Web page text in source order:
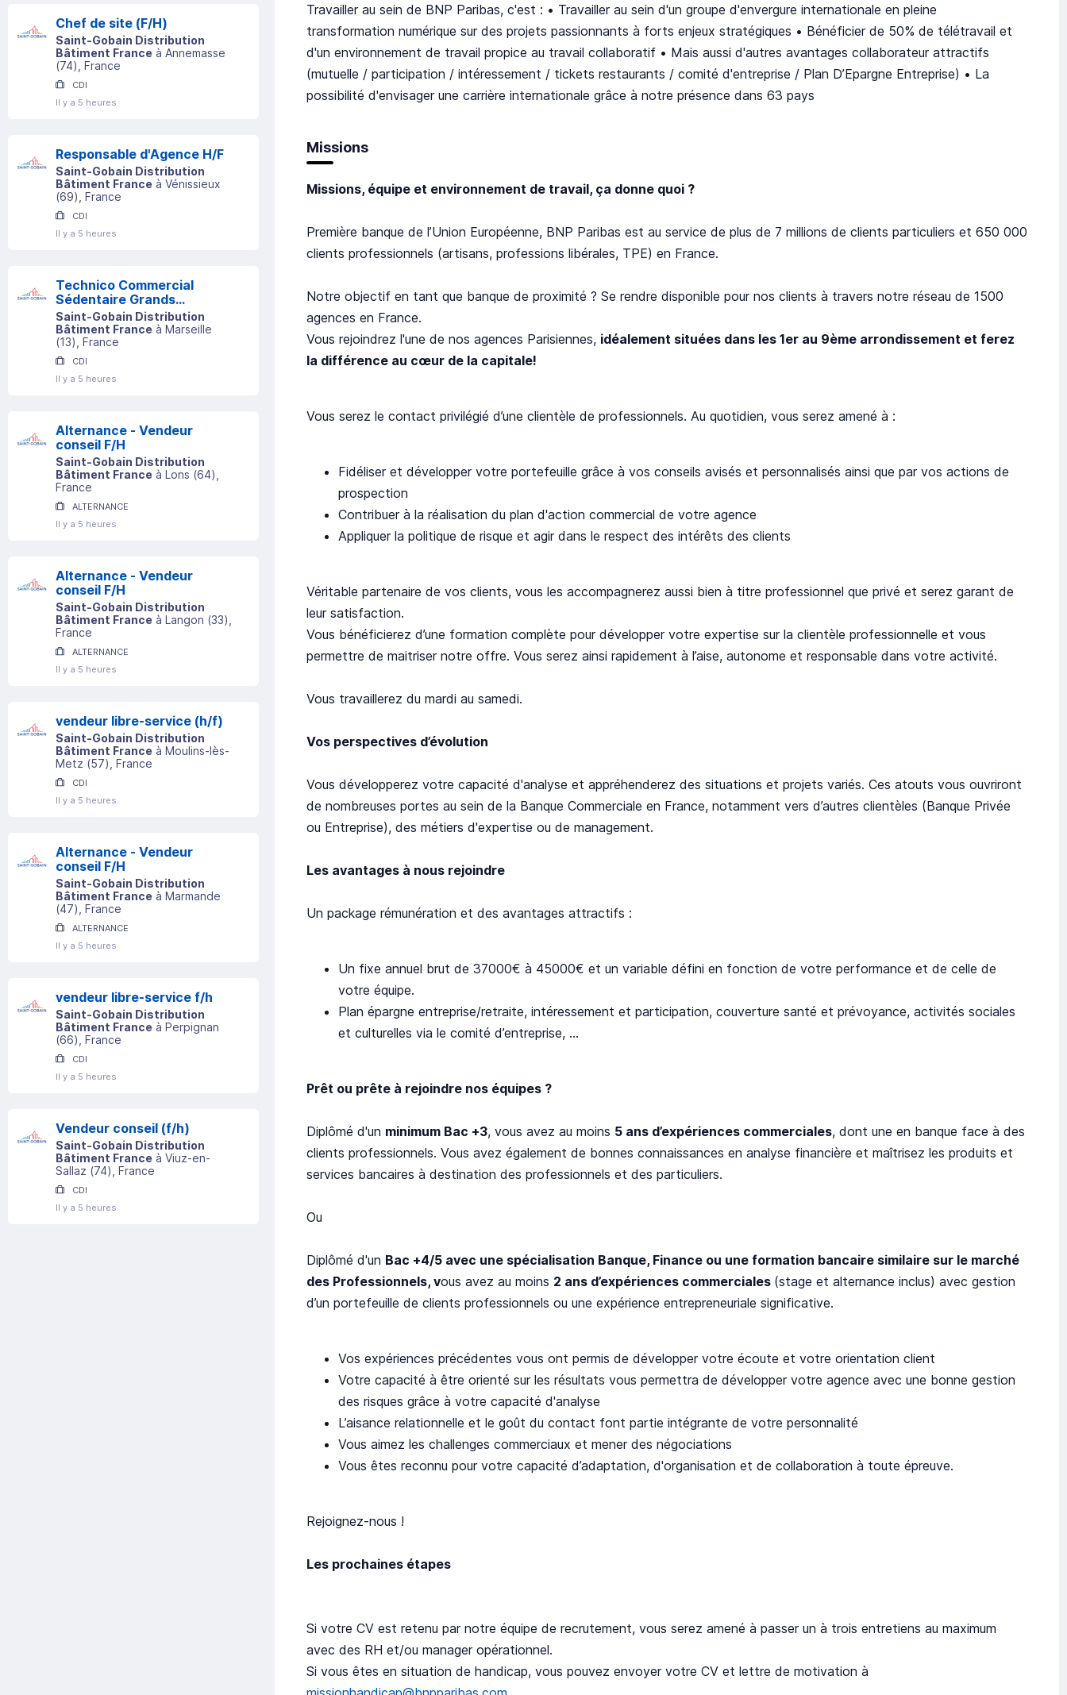
Chef de site (F/H)
Saint-Gobain Distribution
Bâtiment France à Annemasse
(74) , France
CDI
Il y a 5 heures
Responsable d'Agence H/F
Saint-Gobain Distribution
Bâtiment France à Vénissieux
(69) , France
CDI
Il y a 5 heures
Technico Commercial
Sédentaire Grands
Comptes (h/f)
Saint-Gobain Distribution
Bâtiment France à Marseille
(13) , France
CDI
Il y a 5 heures
Alternance - Vendeur
conseil F/H
Saint-Gobain Distribution
Bâtiment France à Lons (64)
France
ALTERNANCE
Il y a 5 heures
Alternance - Vendeur
conseil F/H
Saint-Gobain Distribution
Bâtiment France à Langon (33)
France
ALTERNANCE
Il y a 5 heures
vendeur libre-service (h/f)
Saint-Gobain Distribution
Bâtiment France à Moulins-lès-
Metz (57) , France
CDI
Il y a 5 heures
Alternance - Vendeur
conseil F/H
Saint-Gobain Distribution
Bâtiment France à Marmande
(47) , France
ALTERNANCE
Il y a 5 heures
vendeur libre-service f/h
Saint-Gobain Distribution
Bâtiment France à Perpignan
(66) , France
CDI
Il y a 5 heures
Vendeur conseil (f/h)
Saint-Gobain Distribution
Bâtiment France à Viuz-en-
Sallaz (74) , France
CDI
Il y a 5 heures
Travailler au sein de BNP Paribas, c'est : • Travailler au sein d'un groupe d'envergure internationale en pleine
transformation numérique sur des projets passionnants à forts enjeux stratégiques • Bénéficier de 50% de télétravail et
d'un environnement de travail propice au travail collaboratif • Mais aussi d'autres avantages collaborateur attractifs
(mutuelle / participation / intéressement / tickets restaurants / comité d'entreprise / Plan D’Epargne Entreprise) • La
possibilité d'envisager une carrière internationale grâce à notre présence dans 63 pays
Missions
Missions, équipe et environnement de travail, ça donne quoi ?
Première banque de l’Union Européenne, BNP Paribas est au service de plus de 7 millions de clients particuliers et 650 000
clients professionnels (artisans, professions libérales, TPE) en France.
Notre objectif en tant que banque de proximité ? Se rendre disponible pour nos clients à travers notre réseau de 1500
agences en France.
Vous rejoindrez l'une de nos agences Parisiennes, idéalement situées dans les 1er au 9ème arrondissement et ferez
la différence au cœur de la capitale!
Vous serez le contact privilégié d’une clientèle de professionnels. Au quotidien, vous serez amené à :
Fidéliser et développer votre portefeuille grâce à vos conseils avisés et personnalisés ainsi que par vos actions de
prospection
Contribuer à la réalisation du plan d'action commercial de votre agence
Appliquer la politique de risque et agir dans le respect des intérêts des clients
Véritable partenaire de vos clients, vous les accompagnerez aussi bien à titre professionnel que privé et serez garant de
leur satisfaction.
Vous bénéficierez d’une formation complète pour développer votre expertise sur la clientèle professionnelle et vous
permettre de maitriser notre offre. Vous serez ainsi rapidement à l’aise, autonome et responsable dans votre activité.
Vous travaillerez du mardi au samedi.
Vos perspectives d’évolution
Vous développerez votre capacité d'analyse et appréhenderez des situations et projets variés. Ces atouts vous ouvriront
de nombreuses portes au sein de la Banque Commerciale en France, notamment vers d’autres clientèles (Banque Privée
ou Entreprise), des métiers d'expertise ou de management.
Les avantages à nous rejoindre
Un package rémunération et des avantages attractifs :
Un fixe annuel brut de 37000€ à 45000€ et un variable défini en fonction de votre performance et de celle de
votre équipe.
Plan épargne entreprise/retraite, intéressement et participation, couverture santé et prévoyance, activités sociales
et culturelles via le comité d’entreprise, …
Prêt ou prête à rejoindre nos équipes ?
Diplômé d'un minimum Bac +3, vous avez au moins 5 ans d’expériences commerciales, dont une en banque face à des
clients professionnels. Vous avez également de bonnes connaissances en analyse financière et maîtrisez les produits et
services bancaires à destination des professionnels et des particuliers.
Ou
Diplômé d'un Bac +4/5 avec une spécialisation Banque, Finance ou une formation bancaire similaire sur le marché
des Professionnels, vous avez au moins 2 ans d’expériences commerciales (stage et alternance inclus) avec gestion
d’un portefeuille de clients professionnels ou une expérience entrepreneuriale significative.
Vos expériences précédentes vous ont permis de développer votre écoute et votre orientation client
Votre capacité à être orienté sur les résultats vous permettra de développer votre agence avec une bonne gestion
des risques grâce à votre capacité d'analyse
L’aisance relationnelle et le goût du contact font partie intégrante de votre personnalité
Vous aimez les challenges commerciaux et mener des négociations
Vous êtes reconnu pour votre capacité d’adaptation, d'organisation et de collaboration à toute épreuve.
Rejoignez-nous !
Les prochaines étapes
Si votre CV est retenu par notre équipe de recrutement, vous serez amené à passer un à trois entretiens au maximum
avec des RH et/ou manager opérationnel.
Si vous êtes en situation de handicap, vous pouvez envoyer votre CV et lettre de motivation à